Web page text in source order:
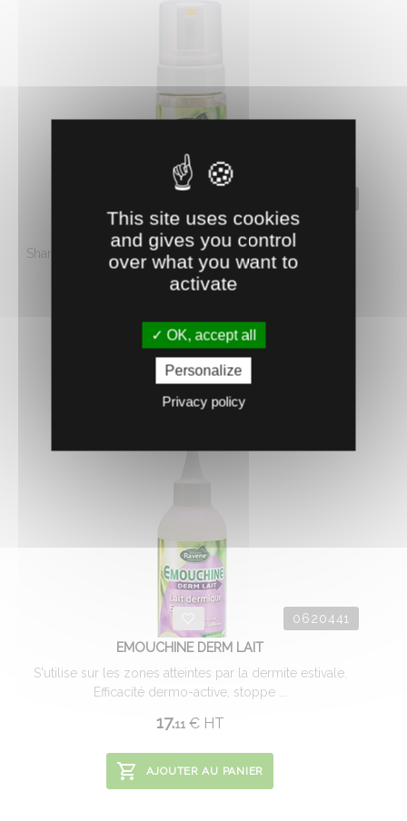
EASY SHINE MOUSSE
Shampooing à sec, mousse sans rinçage, pour nettoyer
son cheval en toute ...
AJOUTER AU PANIER
0620441
EMOUCHINE DERM LAIT
S'utilise sur les zones atteintes par la dermite estivale.
Efficacité dermo-active, stoppe ...
17.11 €HT
AJOUTER AU PANIER
This site uses cookies
and gives you control
over what you want to
activate
OK, accept all
Personalize
Privacy policy